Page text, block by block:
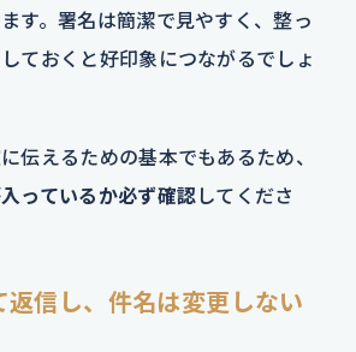
す。署名は簡潔で見やすく、整っ
ておくと好印象につながるでしょ
伝えるための基本でもあるため、
っているか必ず確認 してくださ
信し、件名は変更しない